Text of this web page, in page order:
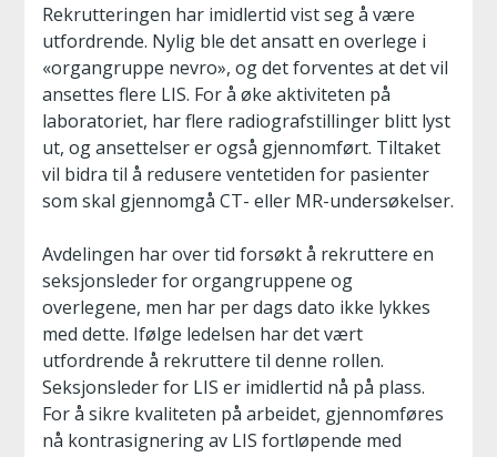
Rekrutteringen har imidlertid vist seg å være
utfordrende. Nylig ble det ansatt en overlege i
«organgruppe nevro», og det forventes at det vil
ansettes flere LIS. For å øke aktiviteten på
laboratoriet, har flere radiografstillinger blitt lyst
ut, og ansettelser er også gjennomført. Tiltaket
vil bidra til å redusere ventetiden for pasienter
som skal gjennomgå CT- eller MR-undersøkelser.
Avdelingen har over tid forsøkt å rekruttere en
seksjonsleder for organgruppene og
overlegene, men har per dags dato ikke lykkes
med dette. Ifølge ledelsen har det vært
utfordrende å rekruttere til denne rollen.
Seksjonsleder for LIS er imidlertid nå på plass.
For å sikre kvaliteten på arbeidet, gjennomføres
nå kontrasignering av LIS fortløpende med